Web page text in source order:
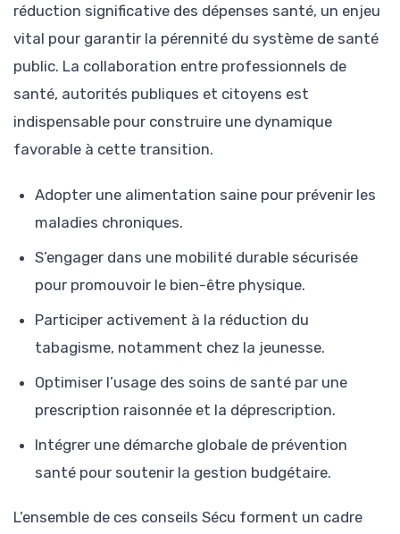
réduction significative des dépenses santé, un enjeu
vital pour garantir la pérennité du système de santé
public. La collaboration entre professionnels de
santé, autorités publiques et citoyens est
indispensable pour construire une dynamique
favorable à cette transition.
Adopter une alimentation saine pour prévenir les
maladies chroniques.
S’engager dans une mobilité durable sécurisée
pour promouvoir le bien-être physique.
Participer activement à la réduction du
tabagisme, notamment chez la jeunesse.
Optimiser l’usage des soins de santé par une
prescription raisonnée et la déprescription.
Intégrer une démarche globale de prévention
santé pour soutenir la gestion budgétaire.
L’ensemble de ces conseils Sécu forment un cadre